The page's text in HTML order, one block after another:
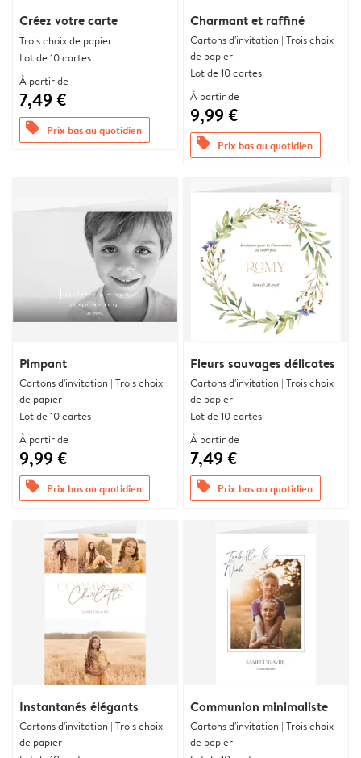
Créez votre carte
Trois choix de papier
Lot de 10 cartes
À partir de
7,49 €
offers Prix bas au quotidien
Charmant et raffiné
Cartons d'invitation | Trois choix
de papier
Lot de 10 cartes
À partir de
9,99 €
offers Prix bas au quotidien
Pimpant
Cartons d'invitation | Trois choix
de papier
Lot de 10 cartes
À partir de
9,99 €
offers Prix bas au quotidien
Fleurs sauvages délicates
Cartons d'invitation | Trois choix
de papier
Lot de 10 cartes
À partir de
7,49 €
offers Prix bas au quotidien
Instantanés élégants
Cartons d'invitation | Trois choix
de papier
Communion minimaliste
Cartons d'invitation | Trois choix
de papier